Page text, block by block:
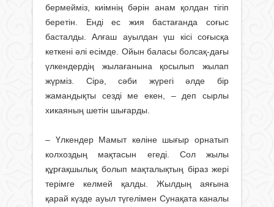
бермейміз, киімнің бәрін анам қолдан тігіп
беретін. Енді ес жия бастағанда соғыс
басталды. Алғаш ауылдан үш кісі соғысқа
кеткені әлі есімде. Ойын баласы болсақ-дағы
үлкендердің жылағанына қосылып жылап
жүрміз. Сірә, сәби жүрегі әлде бір
жамандықты сезді ме екен, – деп сырлы
хикаяның шетін шығарды.
– Үлкендер Мамыт көліне шығыр орна­тып
колхоздың мақтасын егеді. Сол жы­лы
құрғақшылық болып мақталық­тың біраз жері
терімге келмей қалды. Жыл­дың аяғына
қарай күзде ауыл түгелі­мен Сунақата каналы